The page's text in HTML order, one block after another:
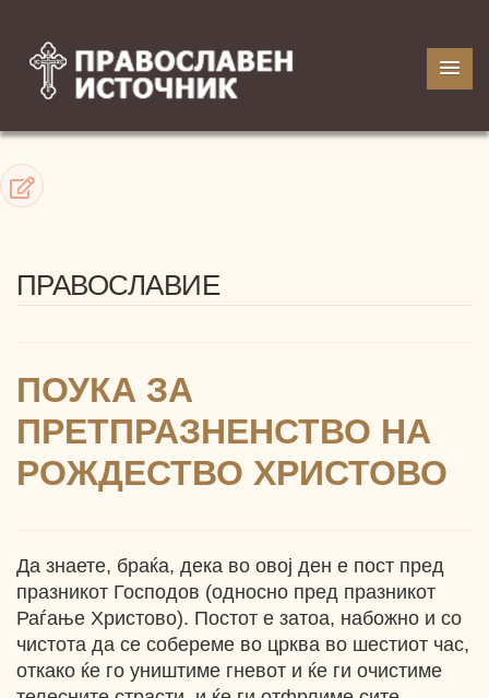
ПРАВОСЛАВИЕ
ПОУКА ЗА
ПРЕТПРАЗНЕНСТВО НА
РОЖДЕСТВО ХРИСТОВО
Да знаете, браќа, дека во овој ден е пост пред
празникот Господов (односно пред празникот
Раѓање Христово). Постот е затоа, набожно и со
чистота да се собереме во црква во шестиот час,
откако ќе го уништиме гневот и ќе ги очистиме